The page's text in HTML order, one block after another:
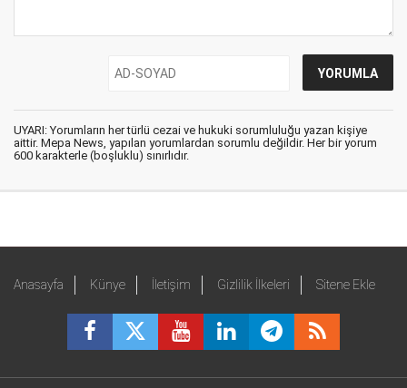
UYARI: Yorumların her türlü cezai ve hukuki sorumluluğu yazan kişiye
aittir. Mepa News, yapılan yorumlardan sorumlu değildir. Her bir yorum
600 karakterle (boşluklu) sınırlıdır.
Anasayfa Künye İletişim Gizlilik İlkeleri Sitene Ekle